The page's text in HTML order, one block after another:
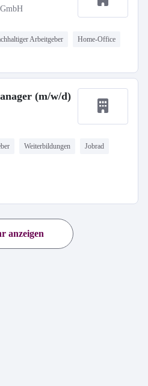
Arbeitgeber Home-Office
(m/w/d)
Weiterbildungen Jobrad
anzeigen